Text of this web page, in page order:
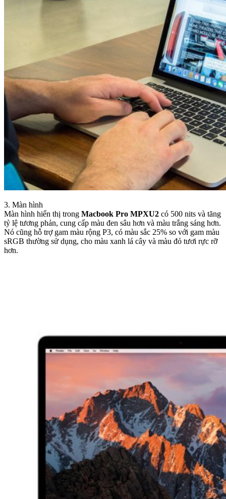
3. Màn hình
Màn hình hiển thị trong Macbook Pro MPXU2 có 500 nits và tăng
tỷ lệ tương phản, cung cấp màu đen sâu hơn và màu trắng sáng hơn.
Nó cũng hỗ trợ gam màu rộng P3, có màu sắc 25% so với gam màu
sRGB thường sử dụng, cho màu xanh lá cây và màu đỏ tươi rực rỡ
hơn.